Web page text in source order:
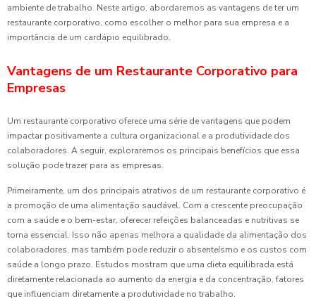
ambiente de trabalho. Neste artigo, abordaremos as vantagens de ter um
restaurante corporativo, como escolher o melhor para sua empresa e a
importância de um cardápio equilibrado.
Vantagens de um Restaurante Corporativo para
Empresas
Um restaurante corporativo oferece uma série de vantagens que podem
impactar positivamente a cultura organizacional e a produtividade dos
colaboradores. A seguir, exploraremos os principais benefícios que essa
solução pode trazer para as empresas.
Primeiramente, um dos principais atrativos de um restaurante corporativo é
a promoção de uma alimentação saudável. Com a crescente preocupação
com a saúde e o bem-estar, oferecer refeições balanceadas e nutritivas se
torna essencial. Isso não apenas melhora a qualidade da alimentação dos
colaboradores, mas também pode reduzir o absenteísmo e os custos com
saúde a longo prazo. Estudos mostram que uma dieta equilibrada está
diretamente relacionada ao aumento da energia e da concentração, fatores
que influenciam diretamente a produtividade no trabalho.